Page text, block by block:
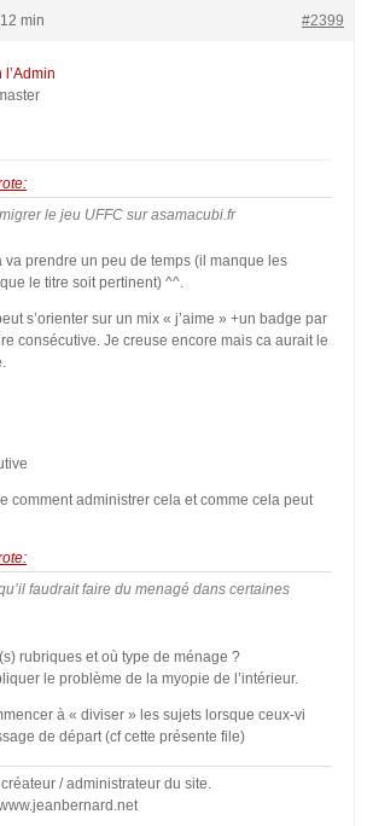
min #2399
l’Admin
le jeu UFFC sur asamacubi.fr
va prendre un peu de temps (il manque les
le titre soit pertinent) ^^.
s’orienter sur un mix « j’aime » +un badge par
consécutive. Je creuse encore mais ca aurait le
comment administrer cela et comme cela peut
faudrait faire du menagé dans certaines
rubriques et où type de ménage ?
le problème de la myopie de l’intérieur.
à « diviser » les sujets lorsque ceux-vi
de départ (cf cette présente file)
/ administrateur du site.